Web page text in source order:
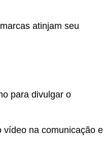
atinjam seu
para divulgar o
vídeo na comunicação e